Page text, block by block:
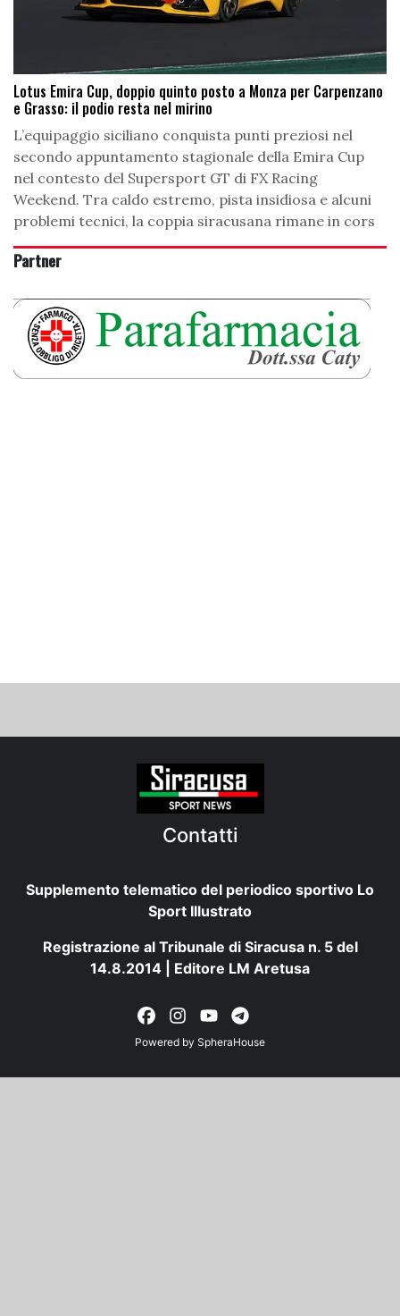
Lotus Emira Cup, doppio quinto posto a Monza per Carpenzano
e Grasso: il podio resta nel mirino
L’equipaggio siciliano conquista punti preziosi nel
secondo appuntamento stagionale della Emira Cup
nel contesto del Supersport GT di FX Racing
Weekend. Tra caldo estremo, pista insidiosa e alcuni
problemi tecnici, la coppia siracusana rimane in cors
Partner
Contatti
Supplemento telematico del periodico sportivo Lo
Sport Illustrato
Registrazione al Tribunale di Siracusa n. 5 del
14.8.2014 | Editore LM Aretusa
Powered by SpheraHouse